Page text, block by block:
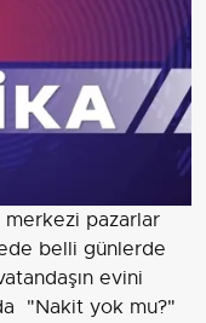
merkezi pazarlar
belli günlerde
evini
"Nakit yok mu?"